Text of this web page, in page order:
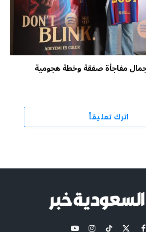
مفاجأة صفقة وخطة هجومية
اترك تعليقاً